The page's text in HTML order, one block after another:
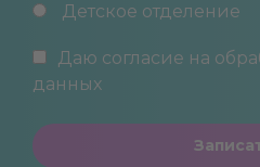
Детское отделение
Даю согласие на
данных